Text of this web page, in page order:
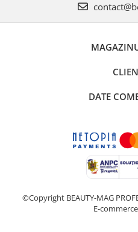
DATE
©Copyright BEAUTY-MAG
E-